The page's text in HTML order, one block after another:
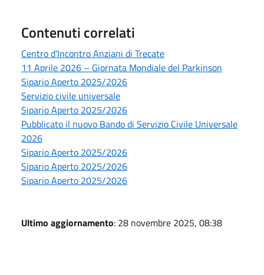
Contenuti correlati
Centro d'Incontro Anziani di Trecate
11 Aprile 2026 – Giornata Mondiale del Parkinson
Sipario Aperto 2025/2026
Servizio civile universale
Sipario Aperto 2025/2026
Pubblicato il nuovo Bando di Servizio Civile Universale
2026
Sipario Aperto 2025/2026
Sipario Aperto 2025/2026
Sipario Aperto 2025/2026
Ultimo aggiornamento: 28 novembre 2025, 08:38